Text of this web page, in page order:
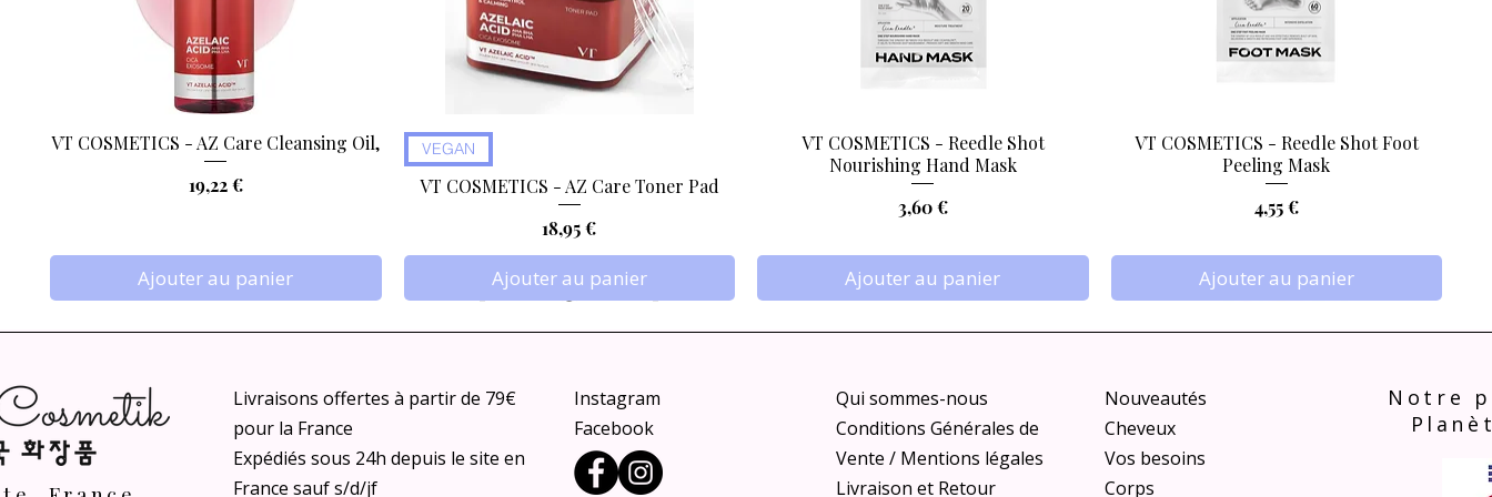
Aperçu rapide
VT COSMETICS - AZ Care Cleansing Oil,
Prix
19,22 €
Ajouter au panier
VEGAN
VT COSMETICS - AZ Care Toner Pad
Prix
18,95 €
Ajouter au panier
Aperçu rapide
VT COSMETICS - Reedle Shot
Nourishing Hand Mask
Prix
3,60 €
Ajouter au panier
Aperçu rapide
VT COSMETICS - Reedle Shot Foot
Peeling Mask
Prix
4,55 €
Ajouter au panier
Livraisons offertes à partir de 79€
pour la France
Expédiés sous 24h depuis le site en
France sauf s/d/jf
Instagram
Facebook
Qui sommes-nous
Conditions Générales de
Vente / Mentions légales
Livraison et Retour
Nouveautés
Cheveux
Vos besoins
Corps
Notre